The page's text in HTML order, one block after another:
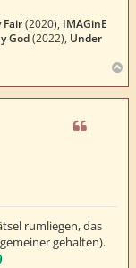
Fair(2020), IMAGinE
God(2022), Under
c
rumliegen, das
gehalten).